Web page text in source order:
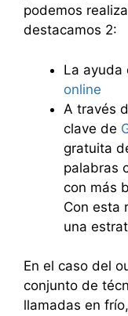
podemos
destacamos 2:
La ayuda
online
A través
clave de
gratuita
palabras
con más
Con esta
una
En el caso del
conjunto de
llamadas en